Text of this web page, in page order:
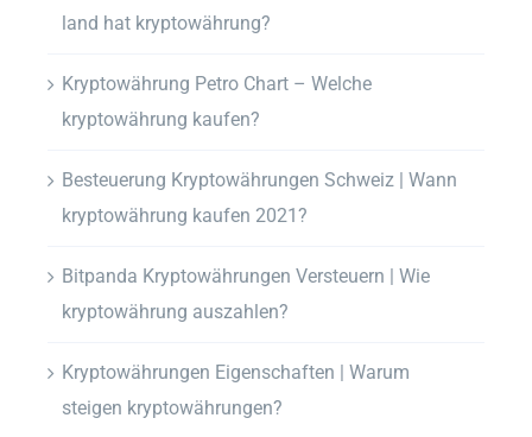
land hat kryptowährung?
Kryptowährung Petro Chart – Welche
kryptowährung kaufen?
Besteuerung Kryptowährungen Schweiz | Wann
kryptowährung kaufen 2021?
Bitpanda Kryptowährungen Versteuern | Wie
kryptowährung auszahlen?
Kryptowährungen Eigenschaften | Warum
steigen kryptowährungen?